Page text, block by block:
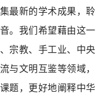
最新的学术成果，聆
。我们希望藉由这一
宗教、手工业、中央
与文明互鉴等领域，
题，更好地阐释中华